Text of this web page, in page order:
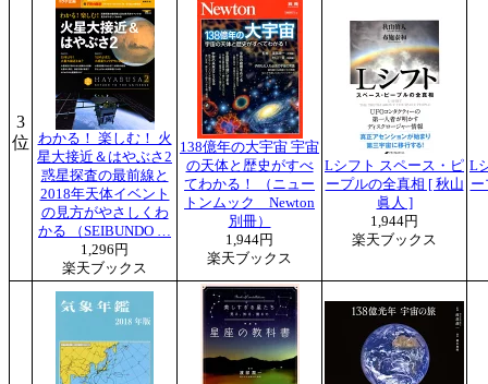
3
位
わかる！ 楽しむ！ 火
星大接近＆はやぶさ2
惑星探査の最前線と
2018年天体イベント
の見方がやさしくわ
かる （SEIBUNDO …
1,296円
楽天ブックス
138億年の大宇宙 宇宙
の天体と歴史がすべ
てわかる！ （ニュー
トンムック Newton
別冊）
1,944円
楽天ブックス
Lシフト スペース・ピ
ープルの全真相 [ 秋山
眞人 ]
1,944円
楽天ブックス
L
ー